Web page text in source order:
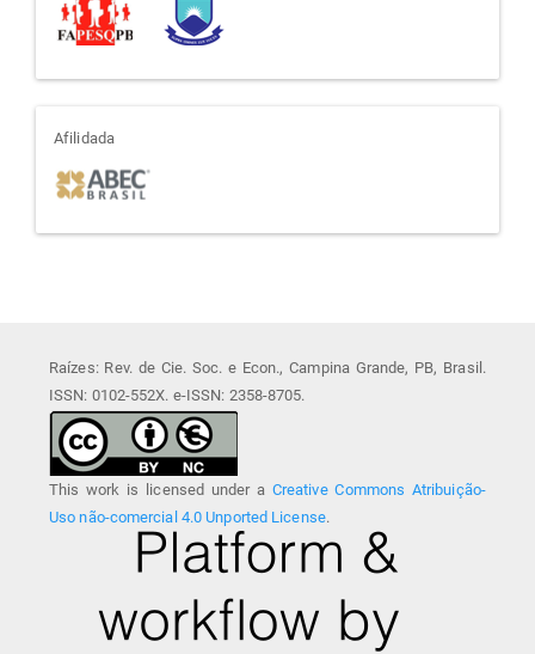
afiliada
Afilidada
Raízes: Rev. de Cie. Soc. e Econ., Campina Grande, PB, Brasil.
ISSN: 0102-552X. e-ISSN: 2358-8705.
This work is licensed under a Creative Commons Atribuição-
Uso não-comercial 4.0 Unported License.